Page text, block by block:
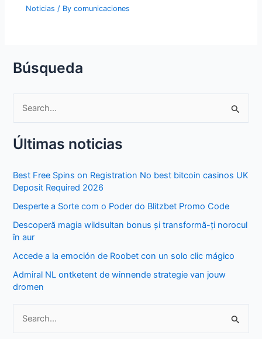
Noticias / Bycomunicaciones
Búsqueda
a
c
f
o
Últimas noticias
Best Free Spins on Registration No best bitcoin casinos UK
Deposit Required 2026
Desperte a Sorte com o Poder do Blitzbet Promo Code
Descoperă magia wildsultan bonus și transformă-ți norocul
în aur
Accede a la emoción de Roobet con un solo clic mágico
Admiral NL ontketent de winnende strategie van jouw
dromen